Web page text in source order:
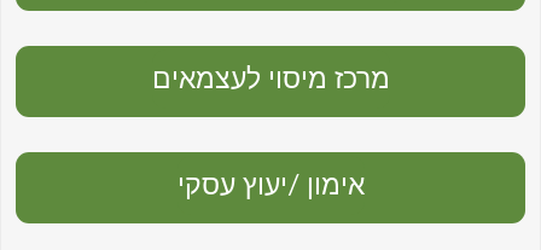
מרכז מיסוי לעצמאים
אימון /יעוץ עסקי